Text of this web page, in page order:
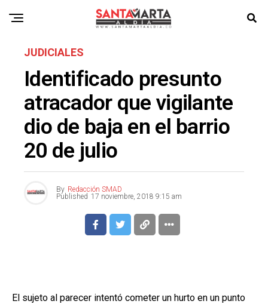
JUDICIALES
Identificado presunto
atracador que vigilante
dio de baja en el barrio
20 de julio
By Redacción SMAD
Published 17 noviembre, 2018 9:15 am
El sujeto al parecer intentó cometer un hurto en un punto